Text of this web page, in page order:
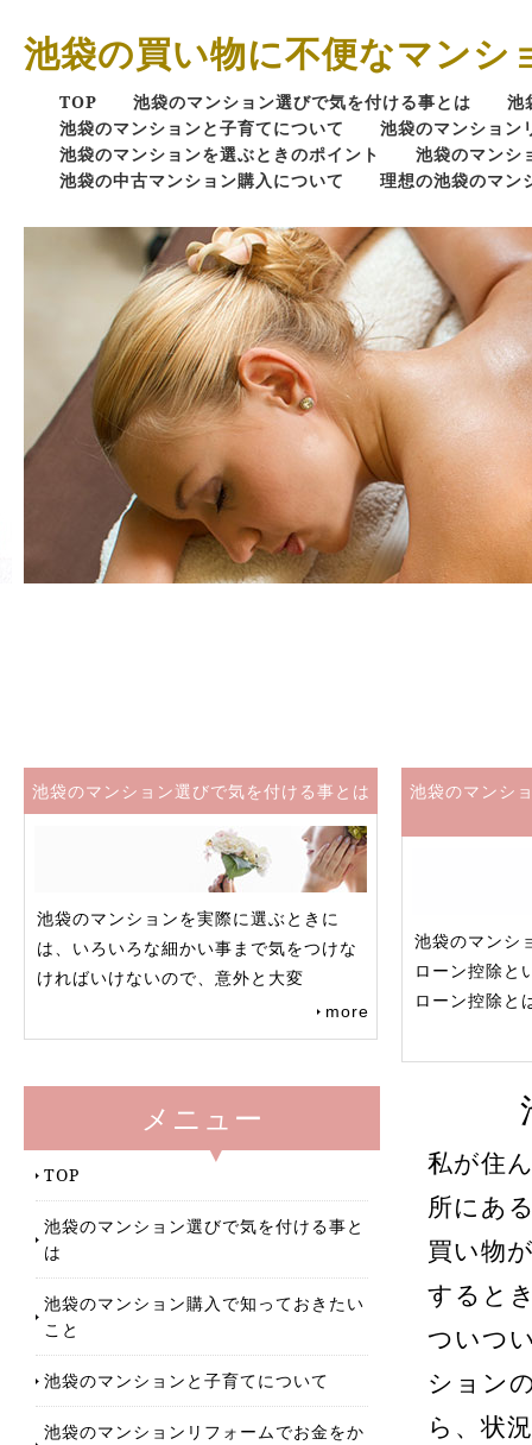
池袋の買い物に不便なマンシ
TOP 池袋のマンション選びで気を付ける事とは
池
池袋のマンションと子育てについて
池袋のマンション
池袋のマンションを選ぶときのポイント
池袋のマンシ
池袋の中古マンション購入について
理想の池袋のマン
池袋のマンション選びで気を付ける事とは
池袋のマンションを実際に選ぶときに
は、いろいろな細かい事まで気をつけな
ければいけないので、意外と大変
more
池袋のマンシ
池袋のマンシ
ローン控除と
ローン控除と
メニュー
TOP
池袋のマンション選びで気を付ける事と
は
池袋のマンション購入で知っておきたい
こと
池袋のマンションと子育てについて
池袋のマンションリフォームでお金をか
私が住
所にあ
買い物
すると
ついつ
ション
ら、状